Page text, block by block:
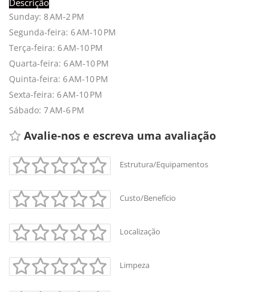
+-
Leaflet
Sunday: 8 AM-2 PM
Segunda-feira: 6 AM-10 PM
Terça-feira: 6 AM-10 PM
Quarta-feira: 6 AM-10 PM
Quinta-feira: 6 AM-10 PM
Sexta-feira: 6 AM-10 PM
Sábado: 7 AM-6 PM
Avalie-nos e escreva uma avaliação
Estrutura/Equipamentos
Custo/Benefício
Localização
Limpeza